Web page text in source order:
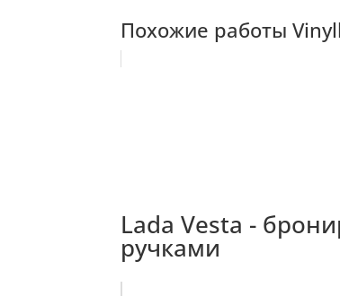
Похожие работы
Lada Vesta -
ручками